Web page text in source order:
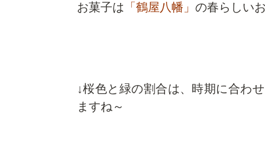
お菓子は 「鶴屋八幡」 の春らしい
↓桜色と緑の割合は、時期に合わ
ますね～